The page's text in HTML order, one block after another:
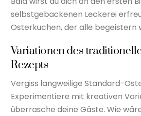
selbstgebackenen Leckerei
Osterkuchen, der alle begeistern
Variationen des
Rezepts
Vergiss langweilige Standard-
Experimentiere mit kreativen
überrasche deine Gäste. Wie